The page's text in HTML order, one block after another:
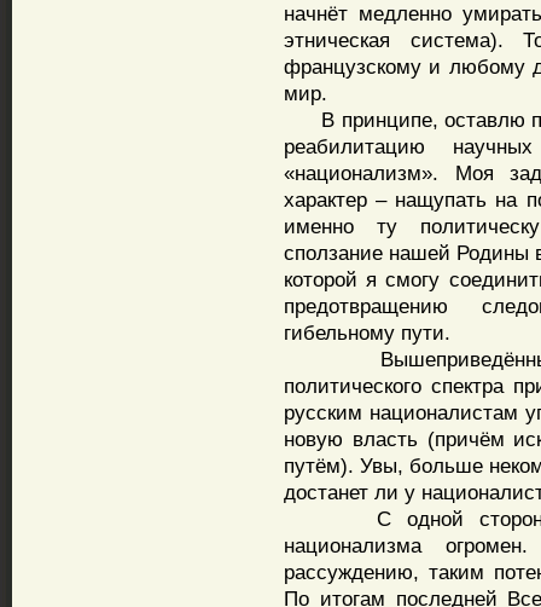
начнёт медленно
этническая система).
французскому и любому
мир.
В принципе, оставлю
реабилитацию
«национализм». Моя
характер – нащупать на
именно ту
сползание нашей Родины
которой я смогу
предотвращению
гибельному пути.
Вышеприведённый
политического спектра
русским националистам
новую власть (причём
путём). Увы, больше
достанет ли у
С одной стороны,
национализма
рассуждению, таким
По итогам последней